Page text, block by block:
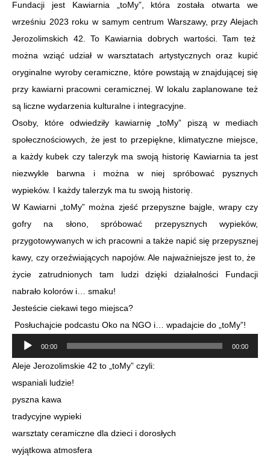
Fundacji jest Kawiarnia „toMy”, która została otwarta we
wrześniu 2023 roku w samym centrum Warszawy, przy Alejach
Jerozolimskich 42. To Kawiarnia dobrych wartości. Tam też
można wziąć udział w warsztatach artystycznych oraz kupić
oryginalne wyroby ceramiczne, które powstają w znajdującej się
przy kawiarni pracowni ceramicznej. W lokalu zaplanowane też
są liczne wydarzenia kulturalne i integracyjne.
Osoby, które odwiedziły kawiarnię „toMy” piszą w mediach
społecznościowych, że jest to przepiękne, klimatyczne miejsce,
a każdy kubek czy talerzyk ma swoją historię Kawiarnia ta jest
niezwykle barwna i można w niej spróbować pysznych
wypieków. I każdy talerzyk ma tu swoją historię.
W Kawiarni „toMy” można zjeść przepyszne bajgle, wrapy czy
gofry na słono, spróbować przepysznych wypieków,
przygotowywanych w ich pracowni a także napić się przepysznej
kawy, czy orzeźwiających napojów. Ale najważniejsze jest to, że
życie zatrudnionych tam ludzi dzięki działalności Fundacji
nabrało kolorów i… smaku!
Jesteście ciekawi tego miejsca?
Posłuchajcie podcastu Oko na NGO i… wpadajcie do „toMy”!
Odtwarzacz
plików
00:00 00:00
Aleje Jerozolimskie 42 to „toMy” czyli:
wspaniali ludzie!
pyszna kawa
tradycyjne wypieki
warsztaty ceramiczne dla dzieci i dorosłych
wyjątkowa atmosfera